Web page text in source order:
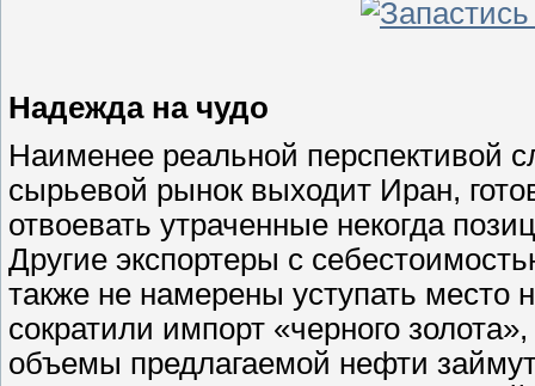
Надежда на чудо
Наименее реальной перспективой
сырьевой рынок выходит Иран,
отвоевать утраченные некогда
Другие экспортеры с
также не намерены уступать
сократили импорт «черного
объемы предлагаемой нефти